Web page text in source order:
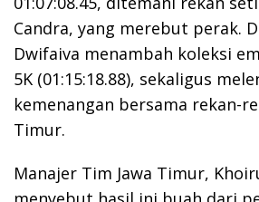
Candra, yang merebut perak.
Dwifaiva menambah koleksi
5K (01:15:18.88), sekaligus
kemenangan bersama rekan-
Timur.
Manajer Tim Jawa Timur,